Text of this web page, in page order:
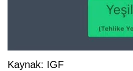
Kaynak: IGF